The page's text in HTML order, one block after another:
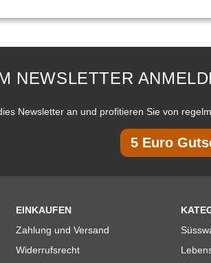
NEWSLETTER
Newsletter an und profitieren Sie von
5 Euro
EINKAUFEN
Zahlung und Versand
Widerrufsrecht